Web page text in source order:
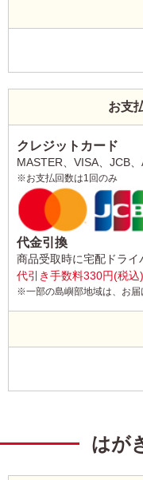
お支
クレジットカード
MASTER、VISA、JCB
※お支払回数は1回のみ
代金引換
商品受取時に宅配ドライ
代引き手数料330円(税込
※一部の島嶼部地域は、お
はが